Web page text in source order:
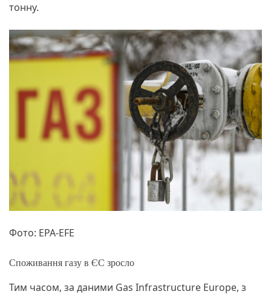
тонну.
Фото: EPA-EFE
Споживання газу в ЄС зросло
Тим часом, за даними Gas Infrastructure Europe, з